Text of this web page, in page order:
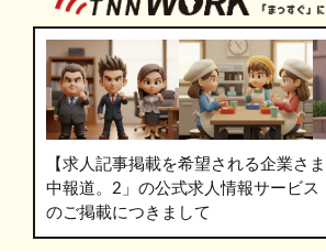
【求人記事掲載を希望される企業さ
中報道。2」の公式求人情報サービス
のご掲載につきまして